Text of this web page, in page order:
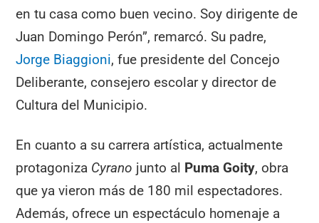
en tu casa como buen vecino. Soy dirigente de
Juan Domingo Perón”, remarcó. Su padre,
Jorge Biaggioni, fue presidente del Concejo
Deliberante, consejero escolar y director de
Cultura del Municipio.
En cuanto a su carrera artística, actualmente
protagoniza Cyrano junto al Puma Goity, obra
que ya vieron más de 180 mil espectadores.
Además, ofrece un espectáculo homenaje a